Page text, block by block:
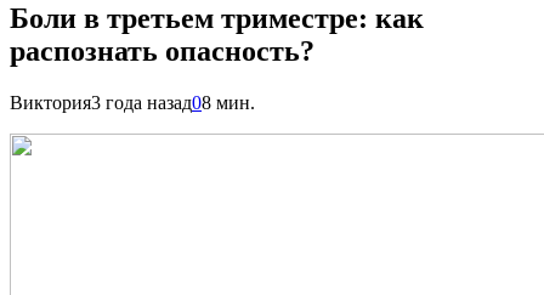
Боли в третьем триместре: как
распознать опасность?
Виктория3 года назад08 мин.